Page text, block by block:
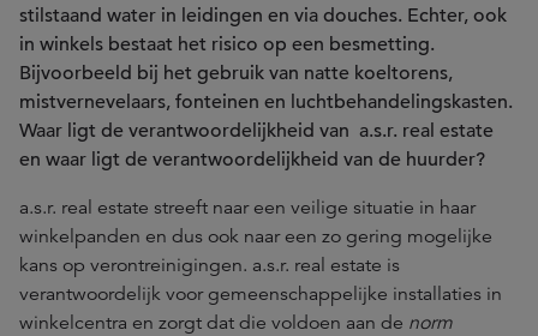
stilstaand water in leidingen en via douches. Echter, ook
in winkels bestaat het risico op een besmetting.
Bijvoorbeeld bij het gebruik van natte koeltorens,
mistvernevelaars, fonteinen en luchtbehandelingskasten.
Waar ligt de verantwoordelijkheid van a.s.r. real estate
en waar ligt de verantwoordelijkheid van de huurder?
a.s.r. real estate streeft naar een veilige situatie in haar
winkelpanden en dus ook naar een zo gering mogelijke
kans op verontreinigingen. a.s.r. real estate is
verantwoordelijk voor gemeenschappelijke installaties in
winkelcentra en zorgt dat die voldoen aan de norm